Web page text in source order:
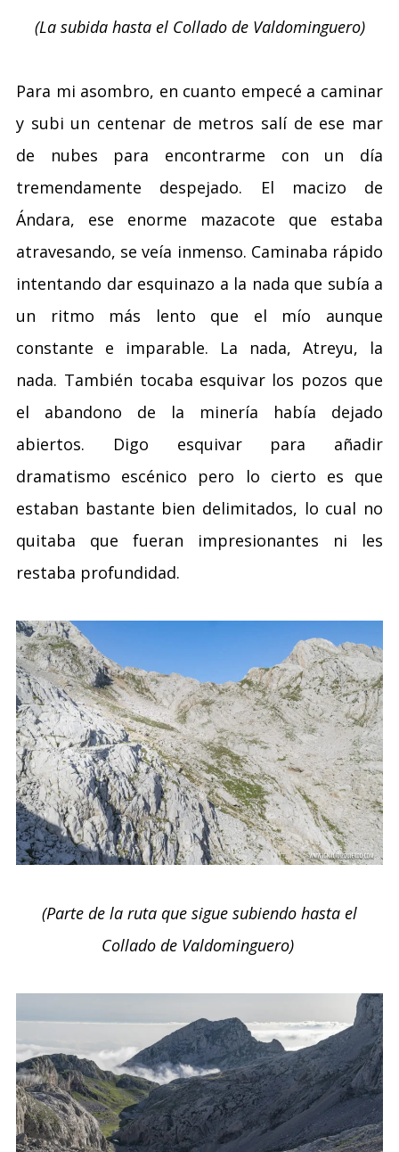
(La subida hasta el Collado de Valdominguero)
Para mi asombro, en cuanto empecé a caminar
y subi un centenar de metros salí de ese mar
de nubes para encontrarme con un día
tremendamente despejado. El macizo de
Ándara, ese enorme mazacote que estaba
atravesando, se veía inmenso. Caminaba rápido
intentando dar esquinazo a la nada que subía a
un ritmo más lento que el mío aunque
constante e imparable. La nada, Atreyu, la
nada. También tocaba esquivar los pozos que
el abandono de la minería había dejado
abiertos. Digo esquivar para añadir
dramatismo escénico pero lo cierto es que
estaban bastante bien delimitados, lo cual no
quitaba que fueran impresionantes ni les
restaba profundidad.
(Parte de la ruta que sigue subiendo hasta el
Collado de Valdominguero)